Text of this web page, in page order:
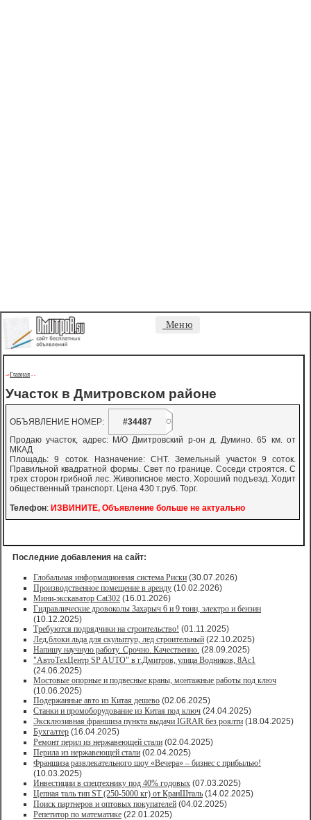
Меню
->Главная - -
Участок в Дмитровском районе
ОБЪЯВЛЕНИЕ НОМЕР:
#34487
Продаю участок, адрес: М/О Дмитровский р-он д. Думино. 65 км. от
МКАД
Площадь: 9 соток. Назначение: СНТ. Земельный участок 9 соток.
Правильной квадратной формы. Свет по границе. Соседи строятся. С
трех сторон грибной лес. Живописное место. Хороший подъезд. Ходит
общественный транспорт. Цена 430 т.руб. Торг.
Телефон: ИЗВИНИТЕ, Объявление больше не актуально
Последние добавления на сайт:
Глобальная информационная система Риски (30.07.2026)
Производственное помещение в аренду (10.02.2026)
Мини-экскаватор Cat302 (16.01.2026)
Гидравлические дровоколы Захарыч 6 и 9 тонн, электро и бензин
(10.12.2025)
Требуются подрядчики на строительство! (01.11.2025)
Лед,блоки льда для скульптур, лед строительный (22.10.2025)
Напишу научную работу. Срочно. Качественно. (28.09.2025)
"АвтоТехЦентр SP AUTO" в г.Дмитров, улица Водников, 8Ас1
(24.06.2025)
Мостовые опорные и подвесные краны, монтажные работы под ключ
(10.06.2025)
Подержанные авто из Китая дешево (02.06.2025)
Станки и промоборудование из Китая под ключ (24.04.2025)
Эксклюзивная франшиза пункта выдачи IGRAR без роялти (18.04.2025)
Бухгалтер (16.04.2025)
Ремонт перил из нержавеющей стали (02.04.2025)
Перила из нержавеющей стали (02.04.2025)
Франшиза развлекательного шоу «Вечера» – бизнес с прибылью!
(10.03.2025)
Инвестиции в спецтехнику под 40% годовых (07.03.2025)
Цепная таль тип ST (250-5000 кг) от КранШталь (14.02.2025)
Поиск партнеров и оптовых покупателей (04.02.2025)
Репетитор по математике (22.01.2025)